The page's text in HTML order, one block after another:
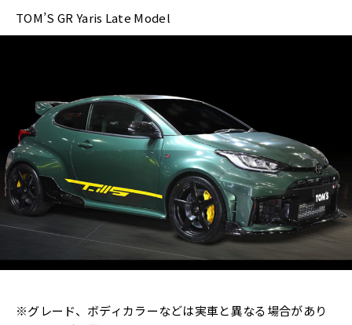
TOM’S GR Yaris Late Model
※グレード、ボディカラーなどは実車と異なる場合があり